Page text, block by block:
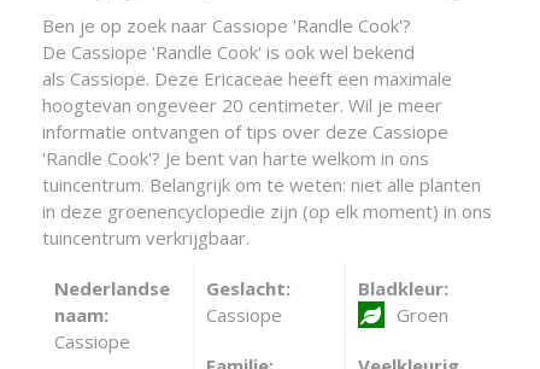
Ben je op zoek naar Cassiope 'Randle Cook'?
De Cassiope 'Randle Cook' is ook wel bekend
als Cassiope. Deze Ericaceae heeft een maximale
hoogtevan ongeveer 20 centimeter. Wil je meer
informatie ontvangen of tips over deze Cassiope
'Randle Cook'? Je bent van harte welkom in ons
tuincentrum. Belangrijk om te weten: niet alle planten
in deze groenencyclopedie zijn (op elk moment) in ons
tuincentrum verkrijgbaar.
Nederlandse
naam:
Cassiope
Geslacht:
Cassiope
Bladkleur:
Groen